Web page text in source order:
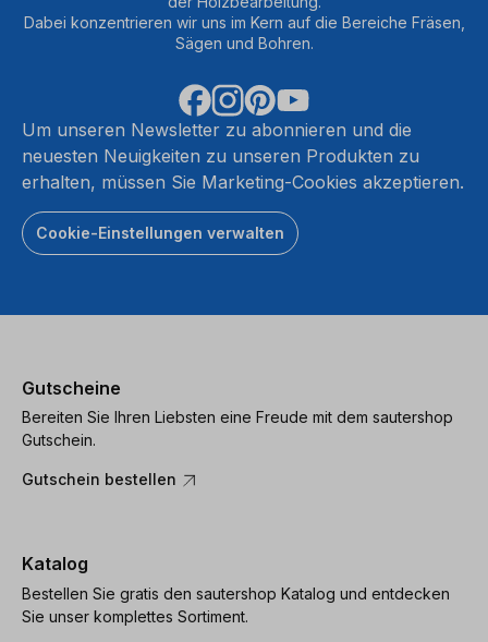
Dabei konzentrieren wir uns im Kern auf die Bereiche Fräsen,
Sägen und Bohren.
Um unseren Newsletter zu abonnieren und die
neuesten Neuigkeiten zu unseren Produkten zu
erhalten, müssen Sie Marketing-Cookies akzeptieren.
Cookie-Einstellungen verwalten
Gutscheine
Bereiten Sie Ihren Liebsten eine Freude mit dem sautershop
Gutschein.
Gutschein bestellen
Katalog
Bestellen Sie gratis den sautershop Katalog und entdecken
Sie unser komplettes Sortiment.